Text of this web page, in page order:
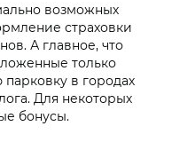
возможных
страховки
А главное, что
только
в городах
Для некоторых
бонусы.